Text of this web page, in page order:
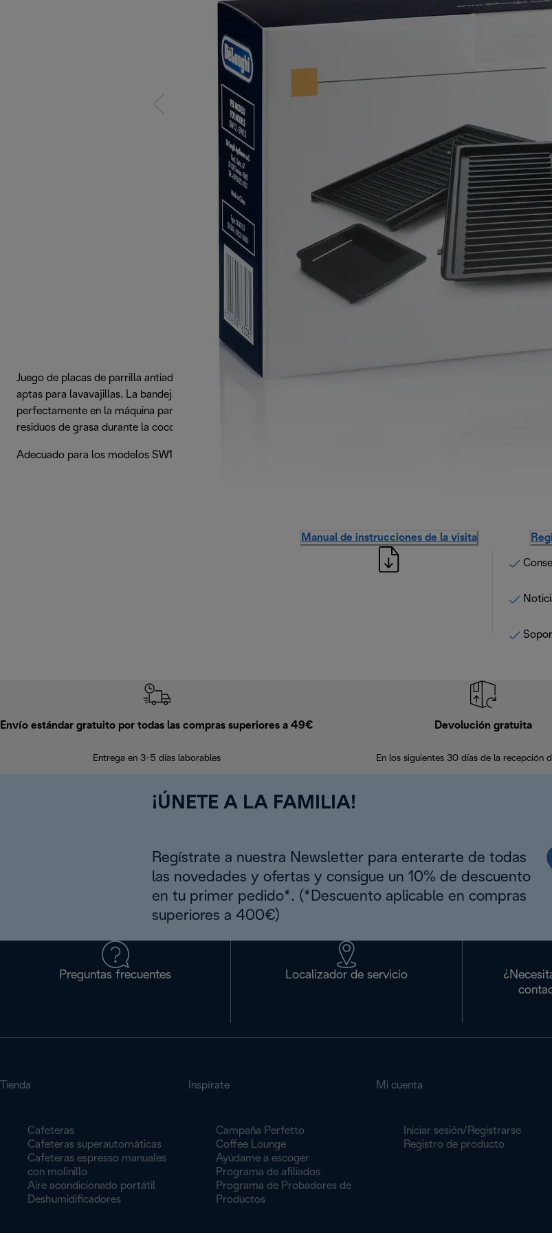
Juego de placas de parrilla antiadherentes, extraíbles y
aptas para lavavajillas. La bandeja de goteo encaja
perfectamente en la máquina para recoger fácilmente los
residuos de grasa durante la cocción.
Adecuado para los modelos SW12, SW13
Manual de instrucciones de la visita
Envío estándar gratuito por todas las compras superiores a 49€
Entrega en 3-5 días laborables
Devolución gratuita
En los siguientes 30 días de la recepción
¡ÚNETE A LA FAMILIA!
Regístrate a nuestra Newsletter para enterarte de todas
las novedades y ofertas y consigue un 10% de descuento
en tu primer pedido*. (*Descuento aplicable en compras
superiores a 400€)
Preguntas frecuentes Localizador de servicio
Tienda
Cafeteras
Cafeteras superautomáticas
Cafeteras espresso manuales
con molinillo
Aire acondicionado portátil
Deshumidificadores
Inspírate
Campaña Perfetto
Coffee Lounge
Ayúdame a escoger
Programa de afiliados
Programa de Probadores de
Productos
Mi cuenta
Iniciar sesión/Registrarse
Registro de producto